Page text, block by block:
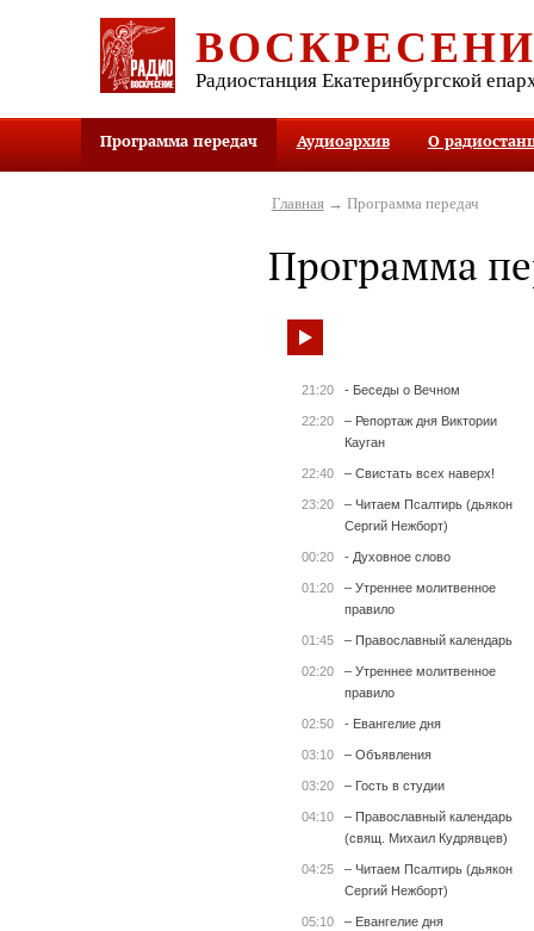
Радиостанция Екатеринбургской
Программа передач Аудиоархив О
Главная→ Программа передач
Программа
21:20 - Беседы о Вечном
22:20
– Репортаж дня Виктории
Кауган
22:40 – Свистать всех наверх!
23:20
– Читаем Псалтирь (дьякон
Сергий Нежборт)
00:20 - Духовное слово
01:20
– Утреннее молитвенное
правило
01:45 – Православный календарь
02:20
– Утреннее молитвенное
правило
02:50 - Евангелие дня
03:10 – Объявления
03:20 – Гость в студии
04:10
– Православный календарь
(свящ. Михаил Кудрявцев)
04:25
– Читаем Псалтирь (дьякон
Сергий Нежборт)
05:10 – Евангелие дня